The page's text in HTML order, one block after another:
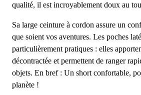
qualité, il est incroyablement doux au
Sa large ceinture à cordon assure un
que soient vos aventures. Les poches
particulièrement pratiques : elles
décontractée et permettent de ranger
objets. En bref : Un short confortable,
planète !